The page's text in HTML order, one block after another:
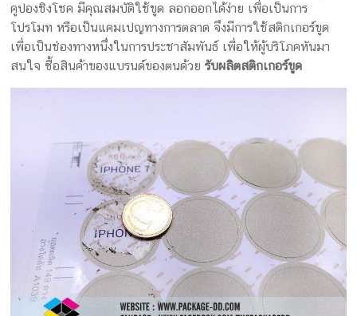
คูปองชิงโชค มีคุณสมบัติใช้ขูด ลอกออกได้ง่าย เพื่อเป็นการ
โปรโมท หรือเป็นแคมเปญทางการตลาด จึงมีการใช้สติกเกอร์ขูด
เพื่อเป็นช่องทางหนึ่งในการประชาสัมพันธ์ เพื่อให้ผู้บริโภคหันมา
สนใจ ซื้อสินค้าของแบรนด์ของตนด้วยรับผลิตสติกเกอร์ขูด